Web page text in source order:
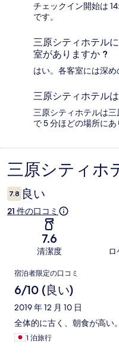
チェックイン開始は
です。
三原シティホテル
室がありますか ?
はい。各客室には深め
三原シティホテル
三原シティホテルは
で 5 分ほどの場所にあ
口
コ
ミ
三原シティホ
7.8 良い
21 件の口コミ
7.6
清潔度
口
コ
ミ
宿泊者限定の口コミ
6/10 (良い)
2019 年 12 月 10 日
全体的に古く、朝食が高い。
1 泊旅行